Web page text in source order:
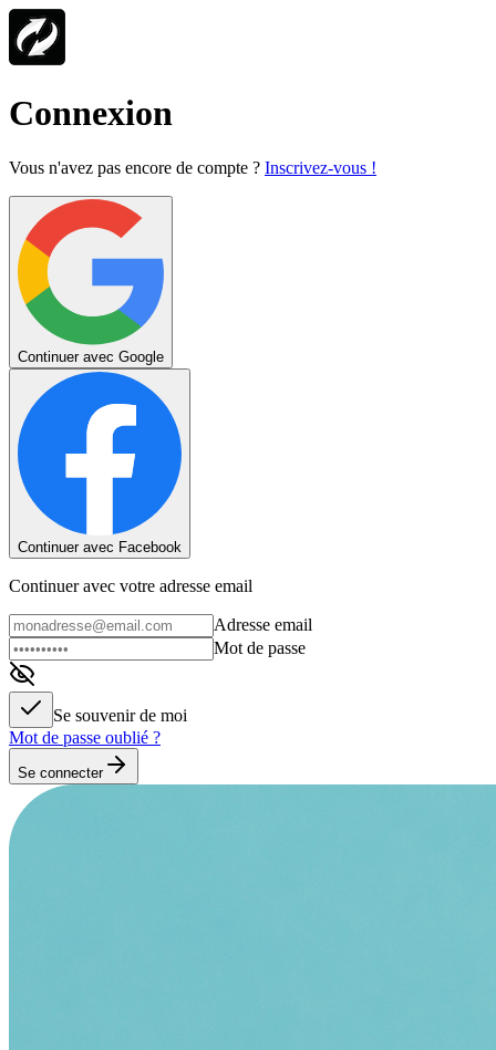
Connexion
Vous n'avez pas encore de compte ? Inscrivez-vous !
Continuer avec Google
Continuer avec Facebook
Continuer avec votre adresse email
Adresse email
Mot de passe
Se souvenir de moi
Mot de passe oublié ?
Se connecter